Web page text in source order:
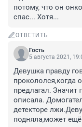
потому, что он
спас... Хотя...
ОТВЕТИТЬ
Гость
5 августа 2021,
Девушка правду
прокололся,когда
предлагал. Значит
описала.
детекторе
подняла,может